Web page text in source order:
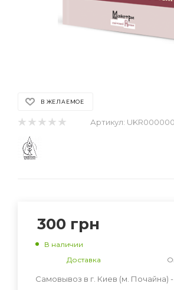
В ЖЕЛАЕМОЕ
Артикул:
300 грн
В наличии
Доставка
Самовывоз в г. Киев (м. Почайна) -